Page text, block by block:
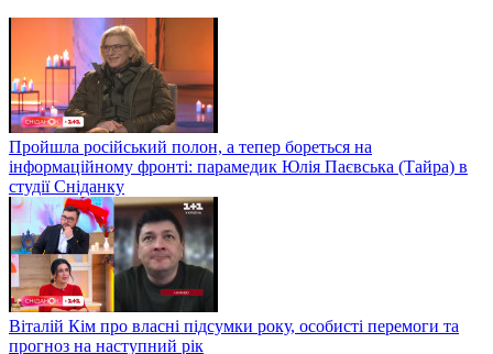
Пройшла російський полон, а тепер бореться на
інформаційному фронті: парамедик Юлія Паєвська (Тайра) в
студії Сніданку
Віталій Кім про власні підсумки року, особисті перемоги та
прогноз на наступний рік